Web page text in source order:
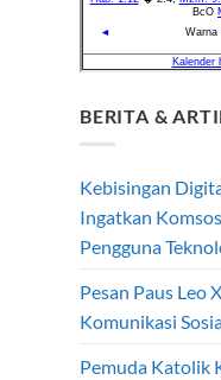
BERITA &
Kebisingan
Ingatkan
Pengguna
Pesan Paus Leo
Komunikasi
Pemuda Katolik